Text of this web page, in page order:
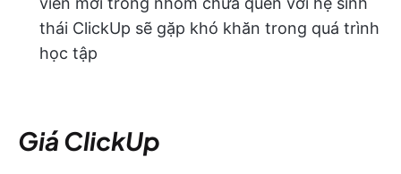
thái ClickUp sẽ gặp khó khăn trong quá trình
học tập
Giá ClickUp